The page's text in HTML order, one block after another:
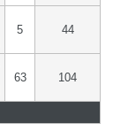
5 44
63 104